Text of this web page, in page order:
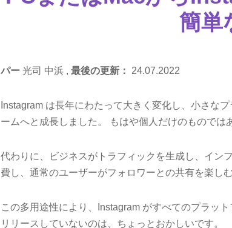
簡単
パー 光司 中浜 , 最後の更新： 24.07.2022
Instagram は長年にわたって大きく変化し、小さな
ームへと成長しました。 もはや個人だけのものでは
代わりに、ビジネスがトラフィックを生成し、イン
費し、通常のユーザーがフォロワーとの共有を楽し
この多用途性により、Instagram がすべてのプラッ
リリースしていないのは、ちょっとおかしいです。